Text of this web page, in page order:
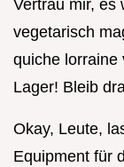
Vertrau mir, es
vegetarisch
quiche lorraine
Lager! Bleib
Okay, Leute,
Equipment für